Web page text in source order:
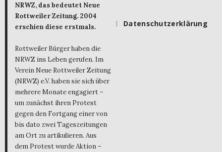
NRWZ, das bedeutet Neue
Rottweiler Zeitung. 2004
erschien diese erstmals.
Rottweiler Bürger haben die
NRWZ ins Leben gerufen. Im
Verein Neue Rottweiler Zeitung
(NRWZ) e.V. haben sie sich über
mehrere Monate engagiert –
um zunächst ihren Protest
gegen den Fortgang einer von
bis dato zwei Tageszeitungen
am Ort zu artikulieren. Aus
dem Protest wurde Aktion –
Datenschutzerklärung